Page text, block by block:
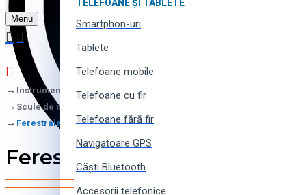
Contacte
TELEFOANE ȘI TABLETE
Smartphon-uri
Tablete
Telefoane mobile
Telefoane cu fir
Telefoane fără fir
Navigatoare GPS
Căști Bluetooth
Accesorii telefonice
Menu
Instrumente (scule) și utilaj
Scule de mână
Ferestraie de mână
Ferestraie de mână